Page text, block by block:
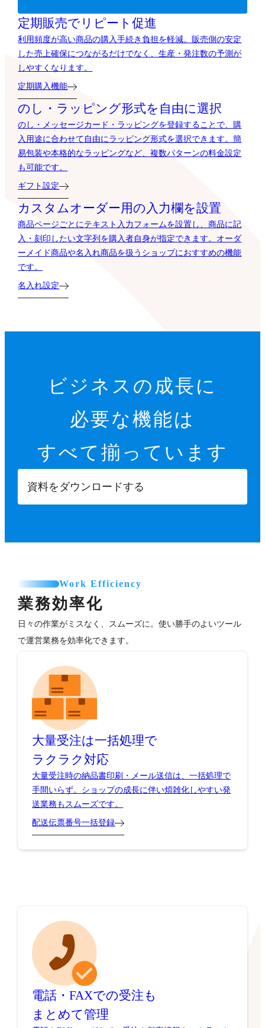
定期販売でリピート促進
利用頻度が高い商品の購入手続き負担を軽減。販売側の安定
した売上確保につながるだけでなく、生産・発注数の予測が
しやすくなります。
定期購入機能
のし・ラッピング形式を自由に選択
のし・メッセージカード・ラッピングを登録することで、購
入用途に合わせて自由にラッピング形式を選択できます。簡
易包装や本格的なラッピングなど、複数パターンの料金設定
も可能です。
ギフト設定
カスタムオーダー用の入力欄を設置
商品ページごとにテキスト入力フォームを設置し、商品に記
入・刻印したい文字列を購入者自身が指定できます。オーダ
ーメイド商品や名入れ商品を扱うショップにおすすめの機能
です。
名入れ設定
ビジネスの成長に
必要な機能は
すべて揃っています
資料をダウンロードする
Work Efficiency
業務効率化
日々の作業がミスなく、スムーズに。使い勝手のよいツール
で運営業務を効率化できます。
大量受注は一括処理で
ラクラク対応
大量受注時の納品書印刷・メール送信は、一括処理で
手間いらず。ショップの成長に伴い煩雑化しやすい発
送業務もスムーズです。
配送伝票番号一括登録
電話・FAXでの受注も
まとめて管理